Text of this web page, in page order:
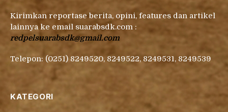
Kirimkan reportase berita, opini, features dan artikel
lainnya ke email suarabsdk.com :
redpelsuarabsdk@gmail.com
Telepon: (0251) 8249520, 8249522, 8249531, 8249539
KATEGORI